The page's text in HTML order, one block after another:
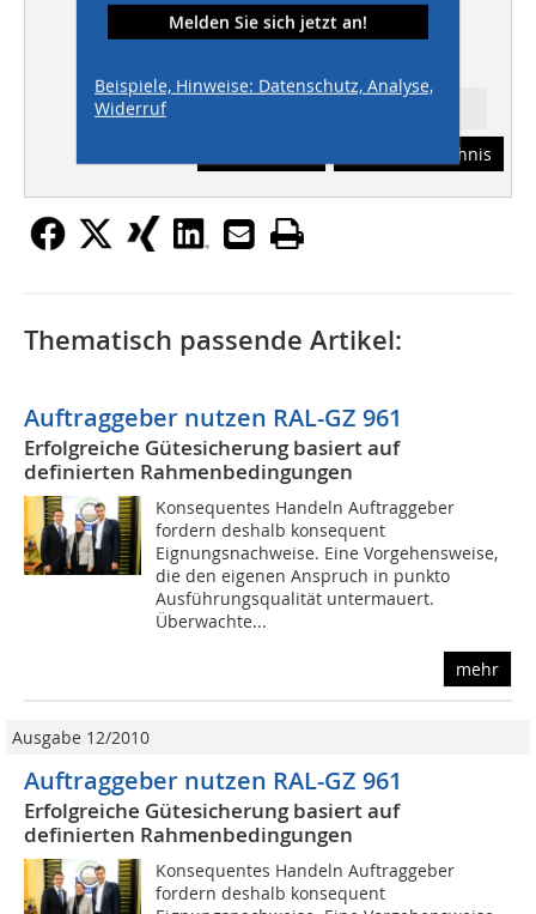
HOCHBAU
Inhaltsverzeichnis
Melden Sie sich jetzt an!
Beispiele, Hinweise: Datenschutz, Analyse,
Widerruf
Thematisch passende Artikel:
Auftraggeber nutzen RAL-GZ 961
Erfolgreiche Gütesicherung basiert auf
definierten Rahmenbedingungen
Konsequentes Handeln Auftraggeber
fordern deshalb konsequent
Eignungsnachweise. Eine Vorgehensweise,
die den eigenen Anspruch in punkto
Ausführungsqualität untermauert.
Überwachte...
mehr
Ausgabe 12/2010
Auftraggeber nutzen RAL-GZ 961
Erfolgreiche Gütesicherung basiert auf
definierten Rahmenbedingungen
Konsequentes Handeln Auftraggeber
fordern deshalb konsequent